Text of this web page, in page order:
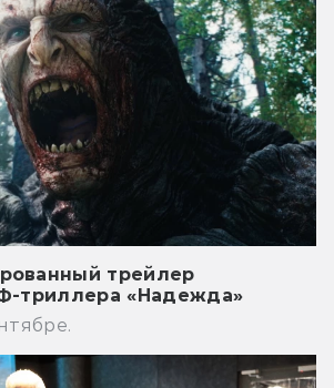
трейлер
триллера «Надежда»